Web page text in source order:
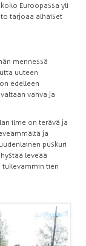
Euroopassa yli
tarjoaa alhaiset
mennessä
uuteen
edelleen
vahva ja
ilme on terävä ja
ja
puskuri
leveää
tukevammin tien